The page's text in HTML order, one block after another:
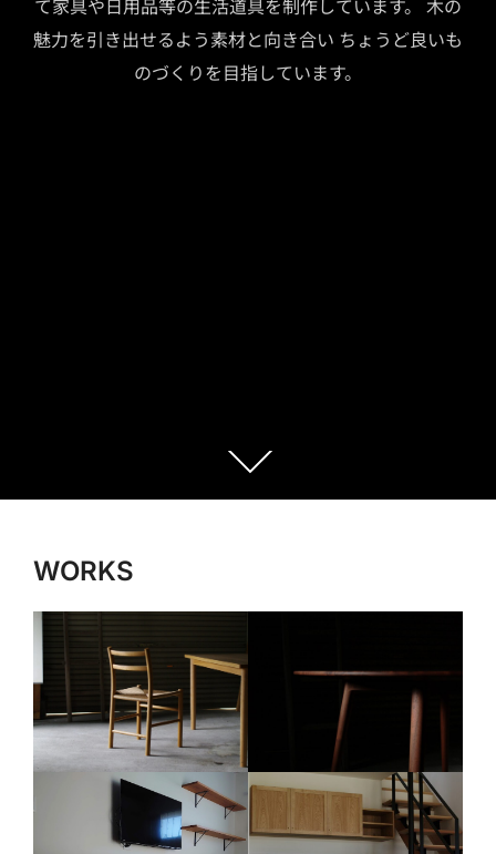
て家具や日用品等の生活道具を制作しています。 木の
魅力を引き出せるよう素材と向き合い ちょうど良いも
のづくりを目指しています。
文
ロ
ル
WORKS